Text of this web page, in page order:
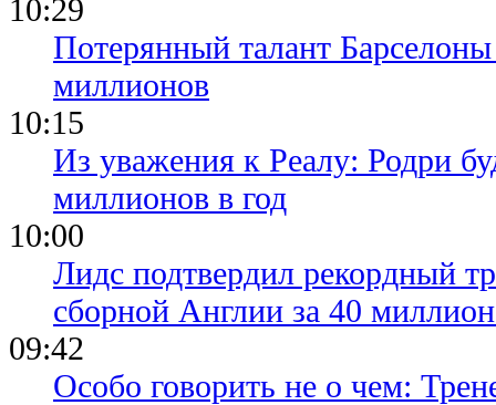
10:29
Потерянный талант
миллионов
10:15
Из уважения к Реалу: Родри
миллионов в год
10:00
Лидс подтвердил рекордный
сборной Англии за 40
09:42
Особо говорить не о чем: